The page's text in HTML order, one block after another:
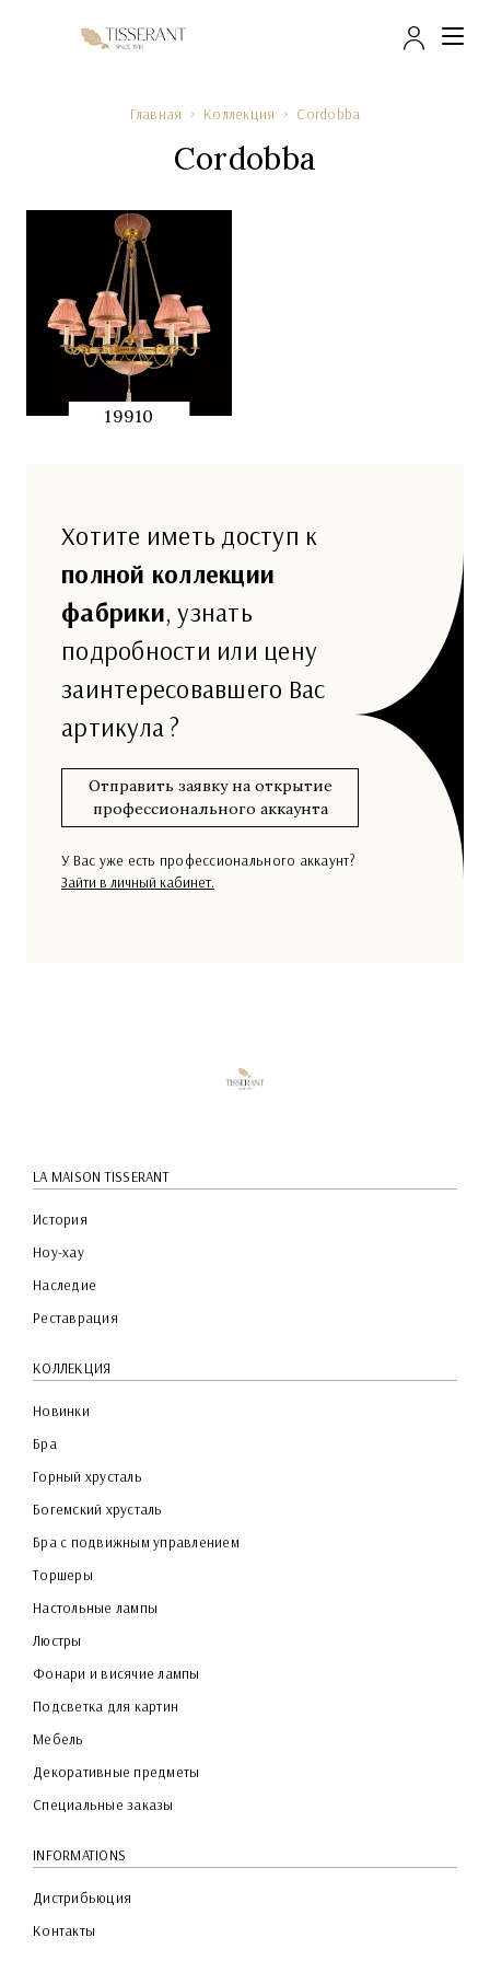
Главная Коллекция Cordobba
Cordobba
19910
Хотите иметь доступ к
полной коллекции
фабрики, узнать
подробности или цену
заинтересовавшего Вас
артикула ?
Отправить заявку на открытие
профессионального аккаунта
У Вас уже есть профессионального аккаунт?
Зайти в личный кабинет.
LA MAISON TISSERANT
История
Ноу-хау
Наследие
Реставрация
КОЛЛЕКЦИЯ
Новинки
Бра
Горный хрусталь
Богемский хрусталь
Бра с подвижным управлением
Торшеры
Настольные лампы
Люстры
Фонари и висячие лампы
Подсветка для картин
Мебель
Декоративные предметы
Специальные заказы
INFORMATIONS
Дистрибьюция
Контакты